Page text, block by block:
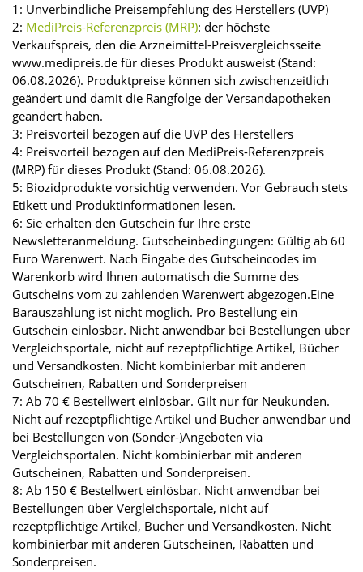
1: Unverbindliche Preisempfehlung des Herstellers (UVP)
2: MediPreis-Referenzpreis (MRP): der höchste
Verkaufspreis, den die Arzneimittel-Preisvergleichsseite
www.medipreis.de für dieses Produkt ausweist (Stand:
06.08.2026). Produktpreise können sich zwischenzeitlich
geändert und damit die Rangfolge der Versandapotheken
geändert haben.
3: Preisvorteil bezogen auf die UVP des Herstellers
4: Preisvorteil bezogen auf den MediPreis-Referenzpreis
(MRP) für dieses Produkt (Stand: 06.08.2026).
5: Biozidprodukte vorsichtig verwenden. Vor Gebrauch stets
Etikett und Produktinformationen lesen.
6: Sie erhalten den Gutschein für Ihre erste
Newsletteranmeldung. Gutscheinbedingungen: Gültig ab 60
Euro Warenwert. Nach Eingabe des Gutscheincodes im
Warenkorb wird Ihnen automatisch die Summe des
Gutscheins vom zu zahlenden Warenwert abgezogen.Eine
Barauszahlung ist nicht möglich. Pro Bestellung ein
Gutschein einlösbar. Nicht anwendbar bei Bestellungen über
Vergleichsportale, nicht auf rezeptpflichtige Artikel, Bücher
und Versandkosten. Nicht kombinierbar mit anderen
Gutscheinen, Rabatten und Sonderpreisen
7: Ab 70 € Bestellwert einlösbar. Gilt nur für Neukunden.
Nicht auf rezeptpflichtige Artikel und Bücher anwendbar und
bei Bestellungen von (Sonder-)Angeboten via
Vergleichsportalen. Nicht kombinierbar mit anderen
Gutscheinen, Rabatten und Sonderpreisen.
8: Ab 150 € Bestellwert einlösbar. Nicht anwendbar bei
Bestellungen über Vergleichsportale, nicht auf
rezeptpflichtige Artikel, Bücher und Versandkosten. Nicht
kombinierbar mit anderen Gutscheinen, Rabatten und
Sonderpreisen.